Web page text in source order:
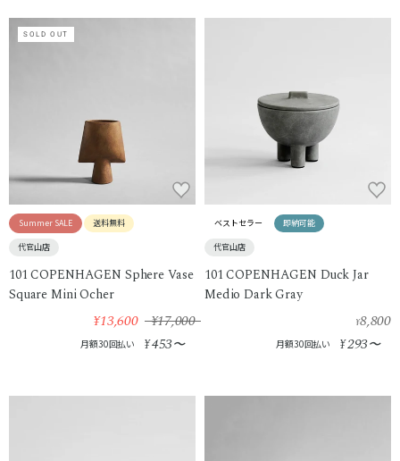
SOLD OUT
Summer SALE 送料無料
代官山店
101 COPENHAGEN Sphere Vase
Square Mini Ocher
¥13,600 ¥17,000
月額30回払い ¥453〜
ベストセラー 即納可能
代官山店
101 COPENHAGEN Duck Jar
Medio Dark Gray
¥8,800
月額30回払い ¥293〜